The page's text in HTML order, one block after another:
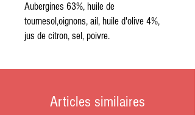
Aubergines 63%, huile de
tournesol,oignons, ail, huile d'olive 4%,
jus de citron, sel, poivre.
Articles similaires